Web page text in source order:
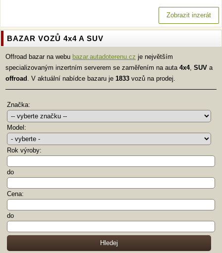
Zobrazit inzerát
BAZAR VOZŮ 4x4 A SUV
Offroad bazar na webu bazar.autadoterenu.cz je největším
specializovaným inzertním serverem se zaměřením na auta 4x4, SUV a
offroad . V aktuální nabídce bazaru je 1833 vozů na prodej.
Značka:
Model:
Rok výroby:
do
Cena:
do